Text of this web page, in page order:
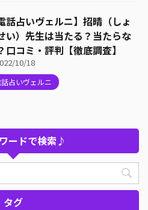
話占いヴェルニ】招晴（しょ
い）先生は当たる？当たらな
口コミ・評判【徹底調査】
10/18
話占いヴェルニ
ードで検索♪
タグ